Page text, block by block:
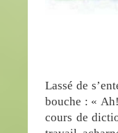
Lassé de
bouche : «
cours de